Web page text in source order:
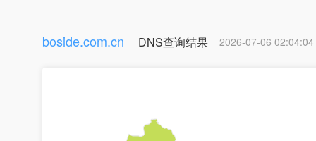
boside.com.cn DNS查询结果 2026-07-06 02:04:04